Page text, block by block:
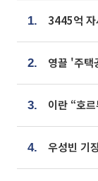
1.
2.
3.
4.